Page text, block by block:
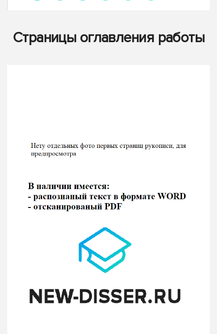
Страницы оглавления работы